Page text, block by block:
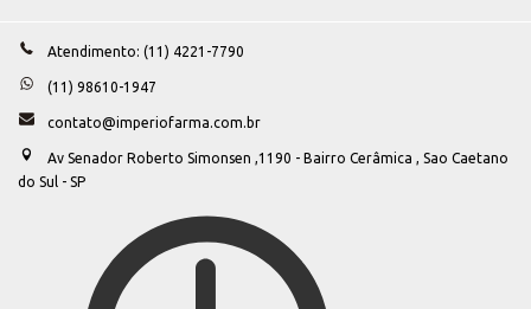
Atendimento: (11) 4221-7790
(11) 98610-1947
contato@imperiofarma.com.br
Av Senador Roberto Simonsen ,1190 - Bairro Cerâmica , Sao Caetano
do Sul - SP